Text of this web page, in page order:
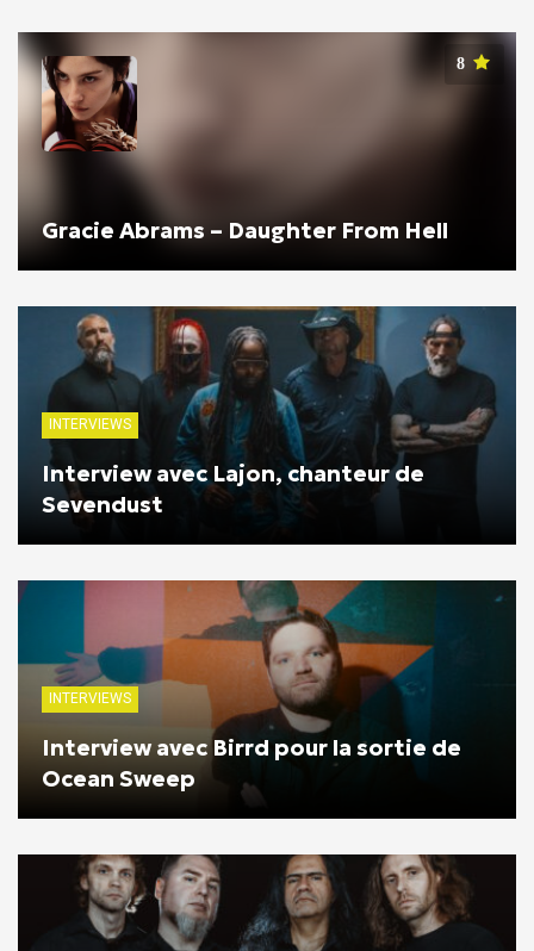
8
Gracie Abrams – Daughter From Hell
INTERVIEWS
Interview avec Lajon, chanteur de
Sevendust
INTERVIEWS
Interview avec Birrd pour la sortie de
Ocean Sweep